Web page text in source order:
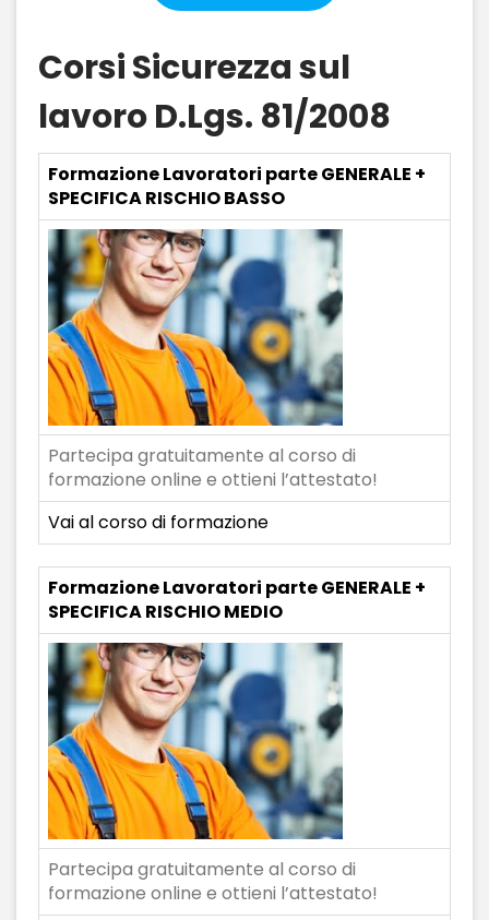
Corsi Sicurezza sul
lavoro D.Lgs. 81/2008
Formazione Lavoratori parte GENERALE +
SPECIFICA RISCHIO BASSO
Partecipa gratuitamente al corso di
formazione online e ottieni l’attestato!
Vai al corso di formazione
Formazione Lavoratori parte GENERALE +
SPECIFICA RISCHIO MEDIO
Partecipa gratuitamente al corso di
formazione online e ottieni l’attestato!